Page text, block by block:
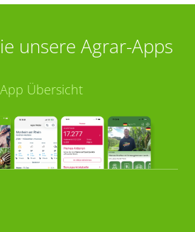
unsere Agrar-Apps
App Übersicht